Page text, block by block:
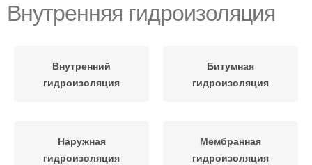
Внутренняя гидроизоляция
Внутренний
гидроизоляция
Битумная
гидроизоляция
Наружная
гидроизоляция
Мембранная
гидроизоляция